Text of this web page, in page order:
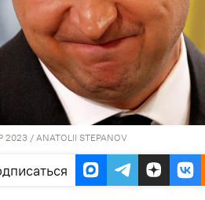
2023 / ANATOLII STEPANOV